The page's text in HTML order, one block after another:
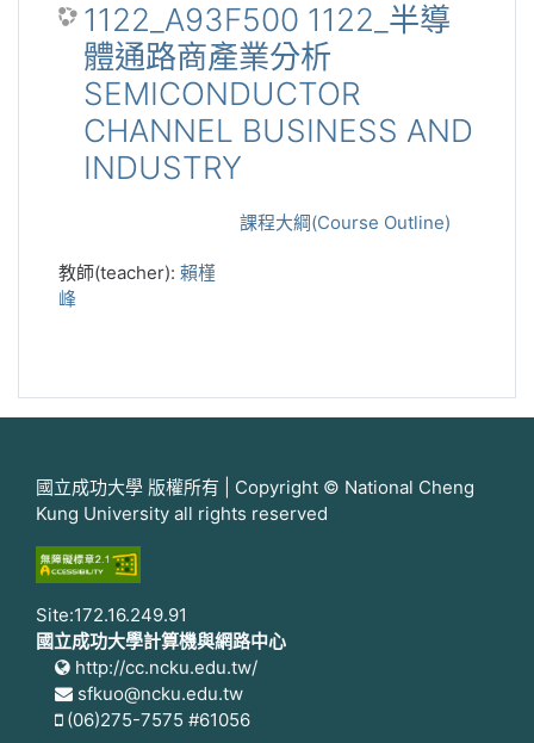
1122_A93F500 1122_半導
體通路商產業分析
SEMICONDUCTOR
CHANNEL BUSINESS AND
INDUSTRY
課程大綱(Course Outline)
教師(teacher): 賴槿
峰
國立成功大學 版權所有 | Copyright © National Cheng
Kung University all rights reserved
Site:172.16.249.91
國立成功大學計算機與網路中心
http://cc.ncku.edu.tw/
sfkuo@ncku.edu.tw
(06)275-7575 #61056